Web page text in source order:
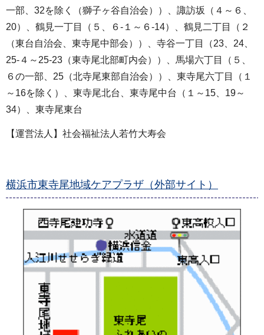
一部、32を除く（獅子ヶ谷自治会））、諏訪坂（４～６、
20）、鶴見一丁目（５、６-１～６-14）、鶴見二丁目（２
（東台自治会、東寺尾中部会））、寺谷一丁目（23、24、
25-４～25-23（東寺尾北部町内会））、馬場六丁目（５、
６の一部、25（北寺尾東部自治会））、東寺尾六丁目（１
～16を除く）、東寺尾北台、東寺尾中台（１～15、19～
34）、東寺尾東台
【運営法人】社会福祉法人若竹大寿会
横浜市東寺尾地域ケアプラザ（外部サイト）